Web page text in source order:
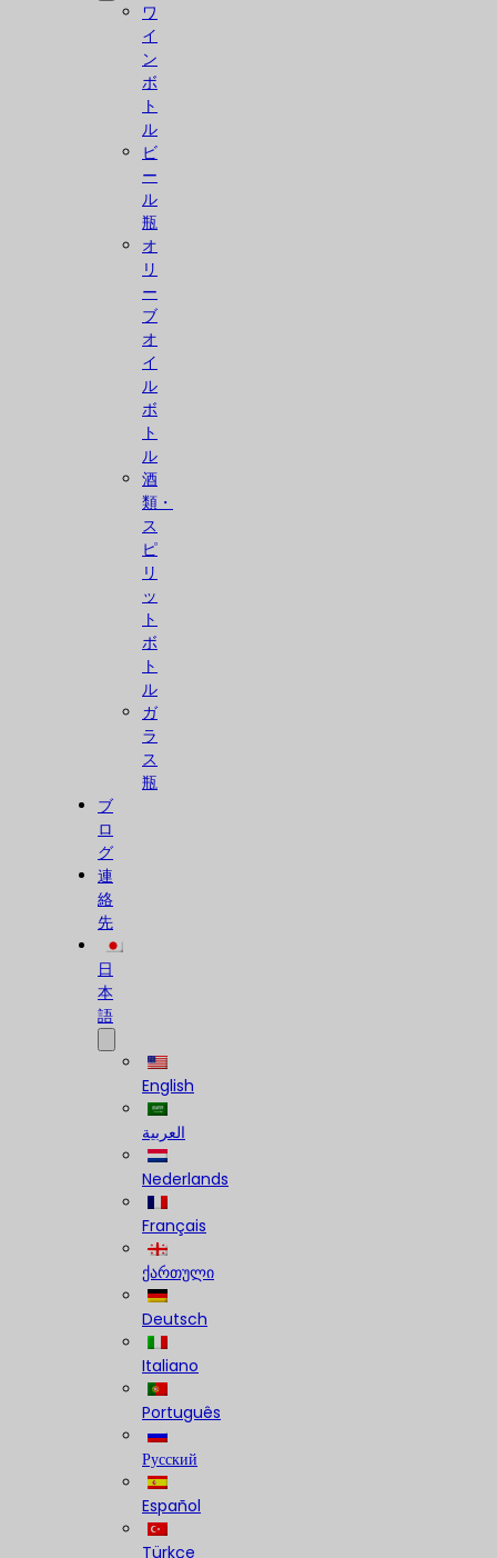
ワ
イ
ン
ボ
ト
ル
ビ
ー
ル
瓶
オ
リ
ー
ブ
オ
イ
ル
ボ
ト
ル
酒
類・
ス
ピ
リ
ッ
ト
ボ
ト
ル
ガ
ラ
ス
瓶
ブ
ロ
グ
連
絡
先
日
本
語
English
العربية
Nederlands
Français
ქართული
Deutsch
Italiano
Português
Русский
Español
Türkçe